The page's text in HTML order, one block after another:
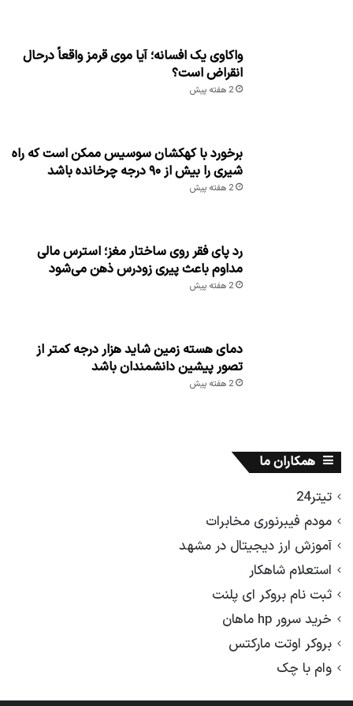
واکاوی یک افسانه؛ آیا موی قرمز واقعاً درحال
انقراض است؟
2 هفته پیش
برخورد با کهکشان سوسیس ممکن است که راه
شیری را بیش از ۹۰ درجه چرخانده باشد
2 هفته پیش
رد پای فقر روی ساختار مغز؛ استرس مالی
مداوم باعث پیری زودرس ذهن می‌شود
2 هفته پیش
دمای هسته زمین شاید هزار درجه کمتر از
تصور پیشین دانشمندان باشد
2 هفته پیش
همکاران ما
تیتر24
مودم فیبرنوری مخابرات
آموزش ارز دیجیتال در مشهد
استعلام شاهکار
ثبت نام بروکر ای پلنت
خرید سرور hp ماهان
بروکر اوتت مارکتس
وام با چک